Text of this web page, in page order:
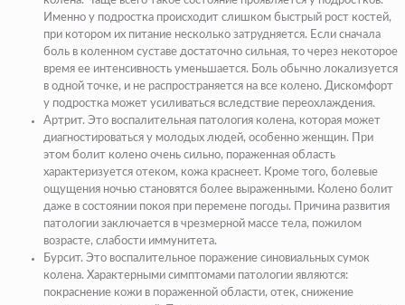
Именно у подростка происходит слишком быстрый рост костей,
при котором их питание несколько затрудняется. Если сначала
боль в коленном суставе достаточно сильная, то через некоторое
время ее интенсивность уменьшается. Боль обычно локализуется
в одной точке, и не распространяется на все колено. Дискомфорт
у подростка может усиливаться вследствие переохлаждения.
Артрит. Это воспалительная патология колена, которая может
диагностироваться у молодых людей, особенно женщин. При
этом болит колено очень сильно, пораженная область
характеризуется отеком, кожа краснеет. Кроме того, болевые
ощущения ночью становятся более выраженными. Колено болит
даже в состоянии покоя при перемене погоды. Причина развития
патологии заключается в чрезмерной массе тела, пожилом
возрасте, слабости иммунитета.
Бурсит. Это воспалительное поражение синовиальных сумок
колена. Характерными симптомами патологии являются:
покраснение кожи в пораженной области, отек, снижение